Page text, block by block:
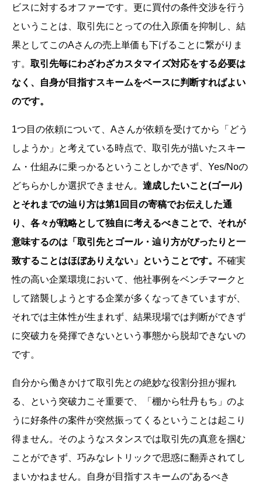
ビスに対するオファーです。更に買付の条件交渉を行う
ということは、取引先にとっての仕入原価を抑制し、結
果としてこのAさんの売上単価も下げることに繋がりま
す。 取引先毎にわざわざカスタマイズ対応をする必要は
なく、自身が目指すスキームをベースに判断すればよい
のです。
1つ目の依頼について、Aさんが依頼を受けてから「どう
しようか」と考えている時点で、取引先が描いたスキー
ム・仕組みに乗っかるということしかできず、Yes/Noの
どちらかしか選択できません。 達成したいこと(ゴール)
とそれまでの辿り方は第1回目の寄稿でお伝えした通
り、各々が戦略として独自に考えるべきことで、それが
意味するのは「取引先とゴール・辿り方がぴったりと一
致することはほぼありえない」ということです。 不確実
性の高い企業環境において、他社事例をベンチマークと
して踏襲しようとする企業が多くなってきていますが、
それでは主体性が生まれず、結果現場では判断ができず
に突破力を発揮できないという事態から脱却できないの
です。
自分から働きかけて取引先との絶妙な役割分担が握れ
る、という突破力こそ重要で、「棚から牡丹もち」のよ
うに好条件の案件が突然振ってくるということは起こり
得ません。そのようなスタンスでは取引先の真意を掴む
ことができず、巧みなレトリックで思惑に翻弄されてし
まいかねません。自身が目指すスキームの“あるべき